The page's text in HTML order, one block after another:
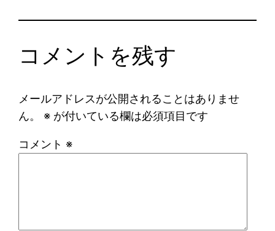
コメントを残す
メールアドレスが公開されることはありませ
ん。
※ が付いている欄は必須項目です
コメント ※